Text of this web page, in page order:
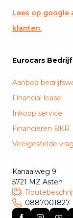
Lees op google
klanten.
Eurocars
Aanbod
Financial lease
Inkoop service
Financieren BKR
Veelgestelde
Kanaalweg 9
5721 MZ Asten
0887001827